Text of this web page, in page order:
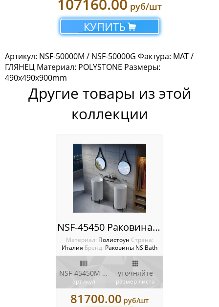
107160.00 руб/шт
КУПИТЬ
Артикул: NSF-50000M / NSF-50000G Фактура: МАТ /
ГЛЯНЕЦ Материал: POLYSTONE Размеры:
490x490x900mm
Другие товары из этой
коллекции
NSF-45450 Раковина NS Bath
Материал: Полистоун Cтрана:
Италия Бренд: Раковины NS Bath
NSF-45450M / NSF-45450G
артикул
уточняйте
размер листа
81700.00 руб/шт